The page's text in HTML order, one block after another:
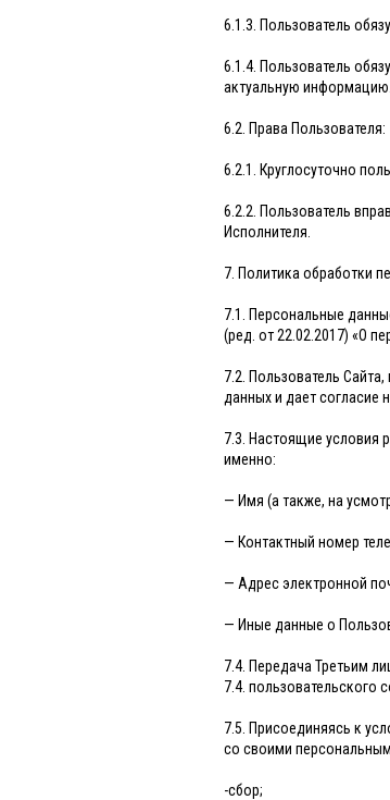
6.1.3. Пользователь
6.1.4. Пользователь
актуальную информацию.
6.2. Права Пользователя:
6.2.1. Круглосуточно
6.2.2. Пользователь
Исполнителя.
7. Политика обработки
7.1. Персональные
(ред. от 22.02.2017) «О
7.2. Пользователь
данных и дает согласие
7.3. Настоящие условия
именно:
— Имя (а также, на
— Контактный номер
— Адрес электронной
— Иные данные о
7.4. Передача Третьим
7.4. пользовательского
7.5. Присоединяясь к
со своими
-сбор;